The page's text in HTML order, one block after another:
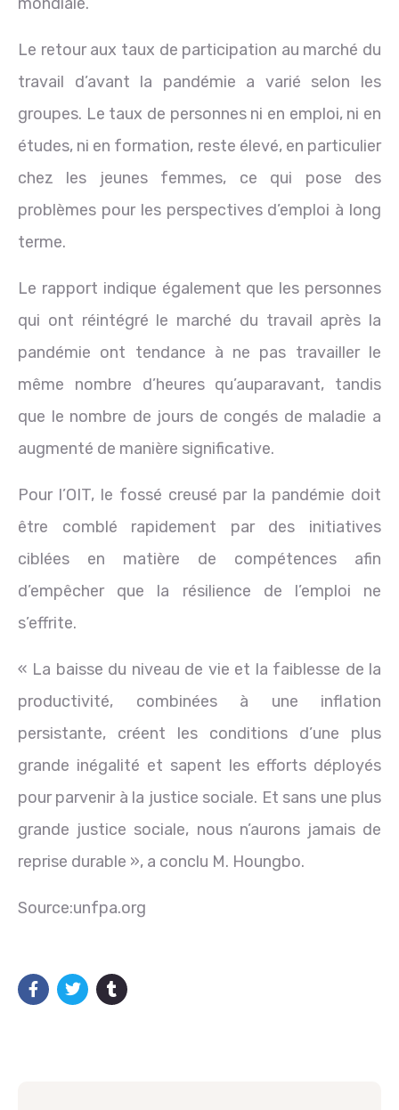
Le retour aux taux de participation au marché du
travail d’avant la pandémie a varié selon les
groupes. Le taux de personnes ni en emploi, ni en
études, ni en formation, reste élevé, en particulier
chez les jeunes femmes, ce qui pose des
problèmes pour les perspectives d’emploi à long
terme.
Le rapport indique également que les personnes
qui ont réintégré le marché du travail après la
pandémie ont tendance à ne pas travailler le
même nombre d’heures qu’auparavant, tandis
que le nombre de jours de congés de maladie a
augmenté de manière significative.
Pour l’OIT, le fossé creusé par la pandémie doit
être comblé rapidement par des initiatives
ciblées en matière de compétences afin
d’empêcher que la résilience de l’emploi ne
s’effrite.
« La baisse du niveau de vie et la faiblesse de la
productivité, combinées à une inflation
persistante, créent les conditions d’une plus
grande inégalité et sapent les efforts déployés
pour parvenir à la justice sociale. Et sans une plus
grande justice sociale, nous n’aurons jamais de
reprise durable », a conclu M. Houngbo.
Source:unfpa.org